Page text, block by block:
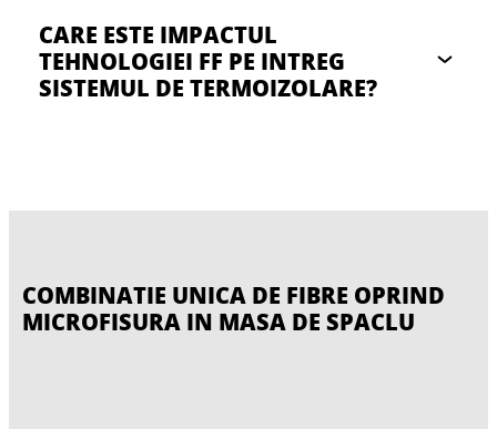
CARE ESTE IMPACTUL
TEHNOLOGIEI FF PE INTREG
SISTEMUL DE TERMOIZOLARE?
COMBINATIE UNICA DE FIBRE OPRIND
MICROFISURA IN MASA DE SPACLU